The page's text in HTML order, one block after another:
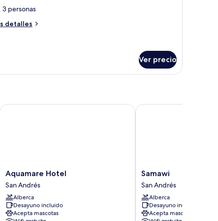
3 personas
detalles
Ver precio
Aquamare
Hotel
San
Andrés
Aquamare Hotel
San Andrés
Alberca
Desayuno incluido
Acepta mascotas
Aquamare Hotel
Samawi
San
Andrés
Samawi
San Andrés
Alberca
Desayuno incluido
Acepta mascotas
Samawi